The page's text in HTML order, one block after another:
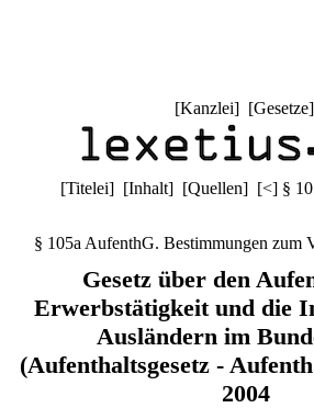
[Kanzlei] [Gesetze]
[Titelei] [Inhalt] [Quellen] [<] §
§ 105a AufenthG. Bestimmungen zum
Gesetz über den
Erwerbstätigkeit und die
Ausländern im
(Aufenthaltsgesetz -
2004